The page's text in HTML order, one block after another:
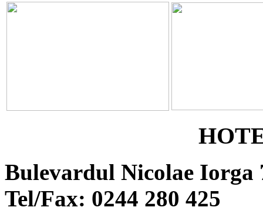
Bulevardul Nicolae Iorga
Tel/Fax: 0244 280 425